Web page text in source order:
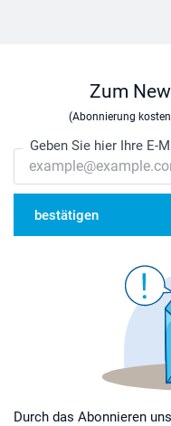
Zum
(Abonnierung
Geben Sie hier Ihre E-
bestätigen
Durch das Abonnieren